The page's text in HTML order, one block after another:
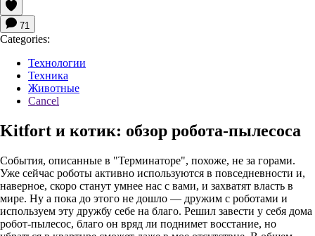
71
Categories:
Технологии
Техника
Животные
Cancel
Kitfort и котик: обзор робота-пылесоса
События, описанные в "Терминаторе", похоже, не за горами.
Уже сейчас роботы активно используются в повседневности и,
наверное, скоро станут умнее нас с вами, и захватят власть в
мире. Ну а пока до этого не дошло — дружим с роботами и
используем эту дружбу себе на благо. Решил завести у себя дома
робот-пылесос, благо он вряд ли поднимет восстание, но